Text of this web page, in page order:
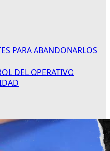
PARA ABANDONARLOS
DEL OPERATIVO